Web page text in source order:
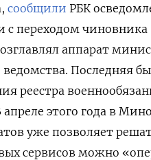
сообщили РБК
переходом чиновника
аппарат
Последняя
реестра
этого года в
уже позволяет
сервисов можно